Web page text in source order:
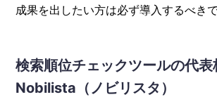
成果を出したい方は必ず導入するべきで
検索順位チェックツールの代表
Nobilista（ノビリスタ）